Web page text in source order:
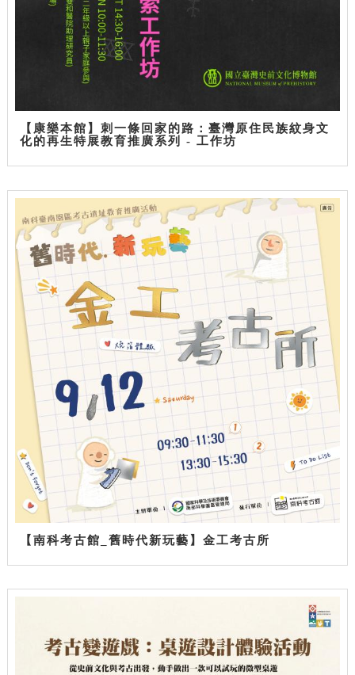
【康樂本館】刺一條回家的路：臺灣原住民族紋身文
化的再生特展教育推廣系列 - 工作坊
【南科考古館_舊時代新玩藝】金工考古所